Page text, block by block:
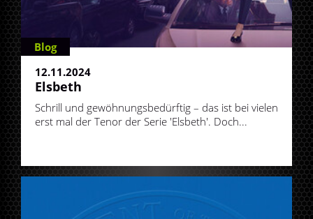
Blog
12.11.2024
Elsbeth
Schrill und gewöhnungsbedürftig – das ist bei vielen
erst mal der Tenor der Serie 'Elsbeth'. Doch...